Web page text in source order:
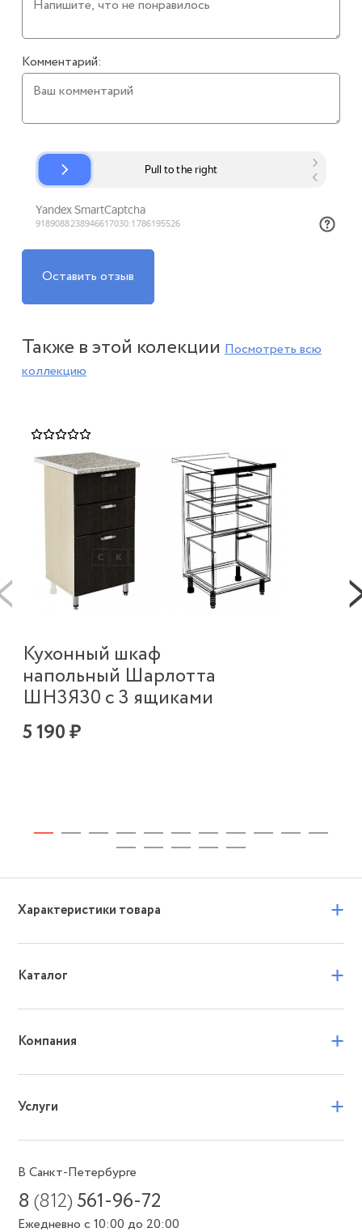
Комментарий:
Оставить отзыв
Также в этой колекцииПосмотреть всю
коллекцию
Кухонный шкаф
напольный Шарлотта
ШН3Я30 с 3 ящиками
5 190 ₽
Характеристики товара +
Каталог +
Компания +
Услуги +
В Санкт-Петербурге
8(812) 561-96-72
Ежедневно с 10:00 до 20:00